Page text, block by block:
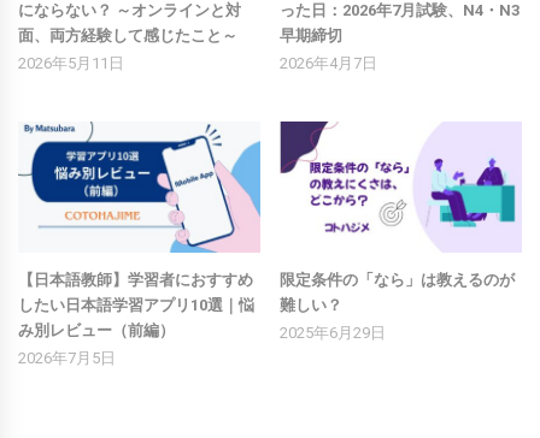
にならない？ ～オンラインと対
面、両方経験して感じたこと～
2026年5月11日
った日：2026年7月試験、N4・N3
早期締切
2026年4月7日
【日本語教師】学習者におすすめ
したい日本語学習アプリ10選｜悩
み別レビュー（前編）
2026年7月5日
限定条件の「なら」は教えるのが
難しい？
2025年6月29日